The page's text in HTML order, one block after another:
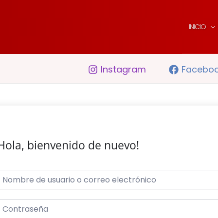
INICIO
Instagram
bienvenido de nuevo!